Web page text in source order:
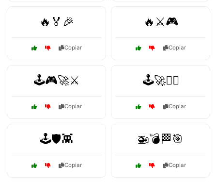
🔥🏅🎉
Copiar
🔥⚔️🎮
Copiar
🕹️🎮🚀⚔️
Copiar
🕹️🚀🏴‍☠️
Copiar
🕹️🛡️👾
Copiar
🚁💣🏁🎯
Copiar